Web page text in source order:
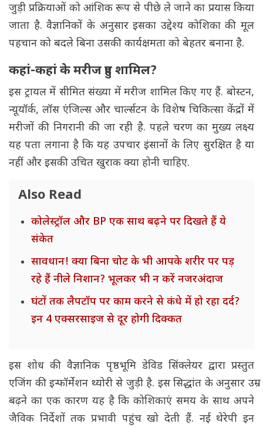
जुड़ी प्रक्रियाओं को आंशिक रूप से पीछे ले जाने का प्रयास किया
जाता है. वैज्ञानिकों के अनुसार इसका उद्देश्य कोशिका की मूल
पहचान को बदले बिना उसकी कार्यक्षमता को बेहतर बनाना है.
कहां-कहां के मरीज हुए शामिल?
इस ट्रायल में सीमित संख्या में मरीज शामिल किए गए हैं. बोस्टन,
न्यूयॉर्क, लॉस एंजिल्स और चार्ल्सटन के विशेष चिकित्सा केंद्रों में
मरीजों की निगरानी की जा रही है. पहले चरण का मुख्य लक्ष्य
यह पता लगाना है कि यह उपचार इंसानों के लिए सुरक्षित है या
नहीं और इसकी उचित खुराक क्या होनी चाहिए.
Also Read
कोलेस्ट्रॉल और BP एक साथ बढ़ने पर दिखते हैं ये
संकेत
सावधान! क्या बिना चोट के भी आपके शरीर पर पड़
रहे हैं नीले निशान? भूलकर भी न करें नजरअंदाज
घंटों तक लैपटॉप पर काम करने से कंधे में हो रहा दर्द?
इन 4 एक्सरसाइज से दूर होगी दिक्कत
इस शोध की वैज्ञानिक पृष्ठभूमि डेविड सिंक्लेयर द्वारा प्रस्तुत
एजिंग की इन्फॉर्मेशन थ्योरी से जुड़ी है. इस सिद्धांत के अनुसार उम्र
बढ़ने का एक कारण यह है कि कोशिकाएं समय के साथ अपने
जैविक निर्देशों तक प्रभावी पहुंच खो देती हैं. नई थेरेपी इन